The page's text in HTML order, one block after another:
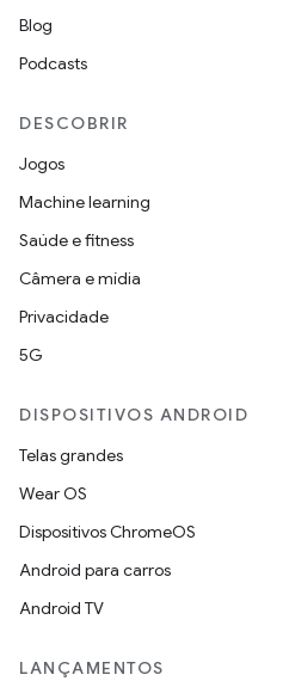
Blog
Podcasts
DESCOBRIR
Jogos
Machine learning
Saúde e fitness
Câmera e mídia
Privacidade
5G
DISPOSITIVOS ANDROID
Telas grandes
Wear OS
Dispositivos ChromeOS
Android para carros
Android TV
LANÇAMENTOS